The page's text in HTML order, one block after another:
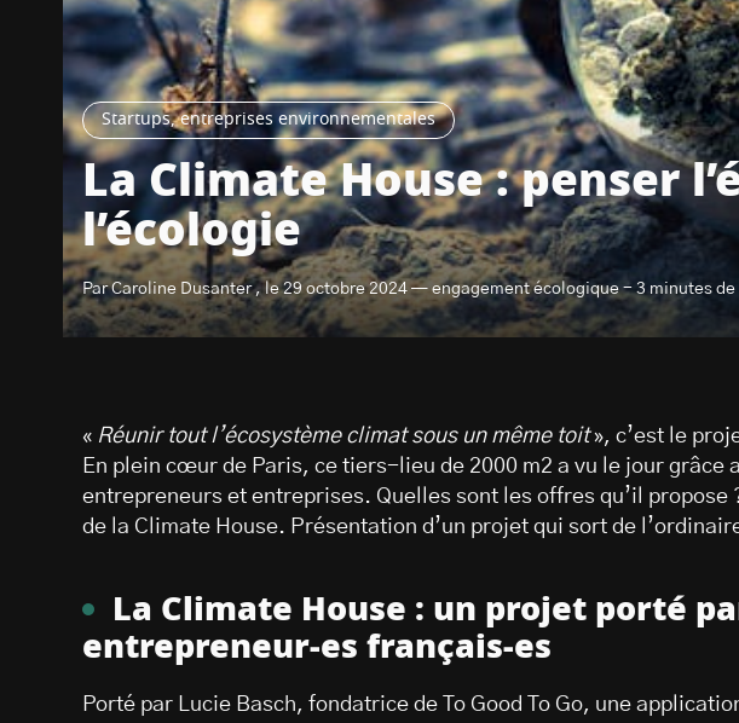
Startups, entreprises environnementales
La Climate House : penser
l’écologie
Par Caroline Dusanter , le 29 octobre 2024 — engagement écologique - 3 minutes
« Réunir tout l’écosystème climat sous un même toit», c’est le
En plein cœur de Paris, ce tiers-lieu de 2000 m2 a vu le jour grâce
entrepreneurs et entreprises. Quelles sont les offres qu’il propose
de la Climate House. Présentation d’un projet qui sort de
La Climate House : un projet porté
entrepreneur-es français-es
Porté par Lucie Basch, fondatrice de To Good To Go, une